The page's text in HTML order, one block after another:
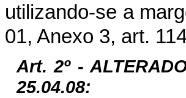
utilizando-se a
01, Anexo 3, art.
Art. 2º -
25.04.08: